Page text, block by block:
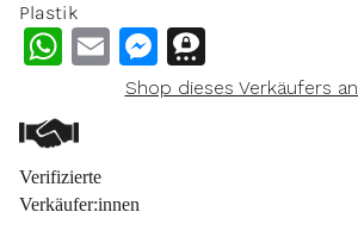
Plastik
WhatsApp
EmailMessenger
Shop dieses Verkäufers
Verifizierte
Verkäufer:innen